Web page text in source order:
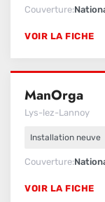
Couverture
VOIR LA FICHE
ManOrga
Lys-lez-Lannoy
Installation neuve
Couverture
VOIR LA FICHE